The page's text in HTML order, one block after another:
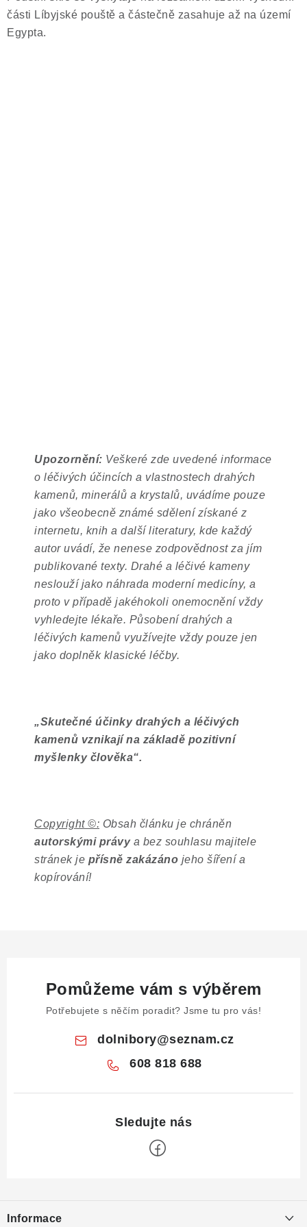
části Líbyjské pouště a částečně zasahuje až na území
Egypta.
Upozornění: Veškeré zde uvedené informace
o léčivých účincích a vlastnostech drahých
kamenů, minerálů a krystalů, uvádíme pouze
jako všeobecně známé sdělení získané z
internetu, knih a další literatury, kde každý
autor uvádí, že nenese zodpovědnost za jím
publikované texty. Drahé a léčivé kameny
neslouží jako náhrada moderní medicíny, a
proto v případě jakéhokoli onemocnění vždy
vyhledejte lékaře. Působení drahých a
léčivých kamenů využívejte vždy pouze jen
jako doplněk klasické léčby.
„Skutečné účinky drahých a léčivých
kamenů vznikají na základě pozitivní
myšlenky člověka“.
Copyright ©: Obsah článku je chráněn
autorskými právya bez souhlasu majitele
stránek je přísně zakázáno jeho šíření a
kopírování!
Pomůžeme vám s výběrem
Potřebujete s něčím poradit? Jsme tu pro vás!
dolnibory@seznam.cz
608 818 688
Informace